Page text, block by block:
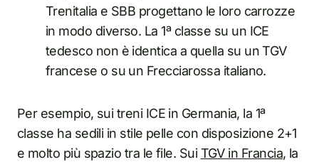
Trenitalia e SBB progettano le loro carrozze
in modo diverso. La 1ª classe su un ICE
tedesco non è identica a quella su un TGV
francese o su un Frecciarossa italiano.
Per esempio, sui treni ICE in Germania, la 1ª
classe ha sedili in stile pelle con disposizione 2+1
e molto più spazio tra le file. SuiTGV in Francia, la